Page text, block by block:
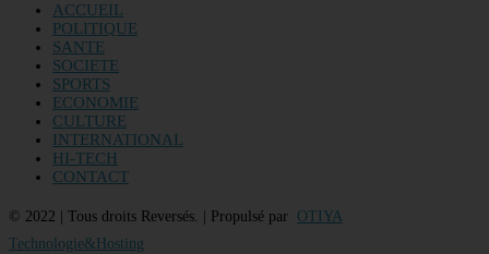
ACCUEIL
POLITIQUE
SANTE
SOCIETE
SPORTS
ECONOMIE
CULTURE
INTERNATIONAL
HI-TECH
CONTACT
© 2022 | Tous droits Reversés. | Propulsé par OTIYA
Technologie&Hosting